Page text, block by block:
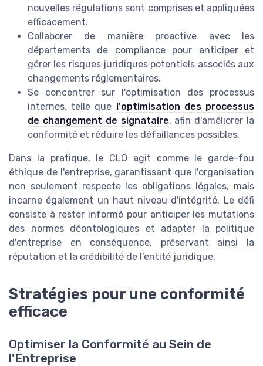
nouvelles régulations sont comprises et appliquées
efficacement.
Collaborer de manière proactive avec les
départements de compliance pour anticiper et
gérer les risques juridiques potentiels associés aux
changements réglementaires.
Se concentrer sur l'optimisation des processus
internes, telle que l'optimisation des processus
de changement de signataire, afin d'améliorer la
conformité et réduire les défaillances possibles.
Dans la pratique, le CLO agit comme le garde-fou
éthique de l'entreprise, garantissant que l'organisation
non seulement respecte les obligations légales, mais
incarne également un haut niveau d'intégrité. Le défi
consiste à rester informé pour anticiper les mutations
des normes déontologiques et adapter la politique
d'entreprise en conséquence, préservant ainsi la
réputation et la crédibilité de l'entité juridique.
Stratégies pour une conformité
efficace
Optimiser la Conformité au Sein de
l'Entreprise